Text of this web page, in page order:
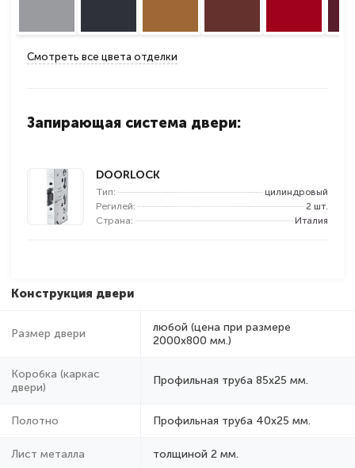
Смотреть все цвета отделки
Запирающая система двери:
DOORLOCK
Тип:
цилиндровый
Регилей:
2 шт.
Страна:
Италия
Конструкция двери
Размер двери
любой (цена при размере
2000x800 мм.)
Коробка (каркас
двери)
Профильная труба 85х25 мм.
Полотно Профильная труба 40х25 мм.
Лист металла толщиной 2 мм.